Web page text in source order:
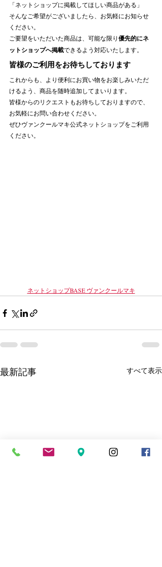
「ネットショップに掲載してほしい商品がある」
そんなご希望がございましたら、お気軽にお知らせ
ください。
ご要望をいただいた商品は、可能な限り優先的にネ
ットショップへ掲載できるよう対応いたします。
皆様のご利用をお待ちしております
これからも、より便利にお買い物をお楽しみいただ
けるよう、商品を随時追加してまいります。
皆様からのリクエストもお待ちしておりますので、
お気軽にお問い合わせください。
ぜひヴァンクールマキ公式ネットショップをご利用
ください。
ネットショップBASE ヴァンクールマキ
最新記事 すべて表示